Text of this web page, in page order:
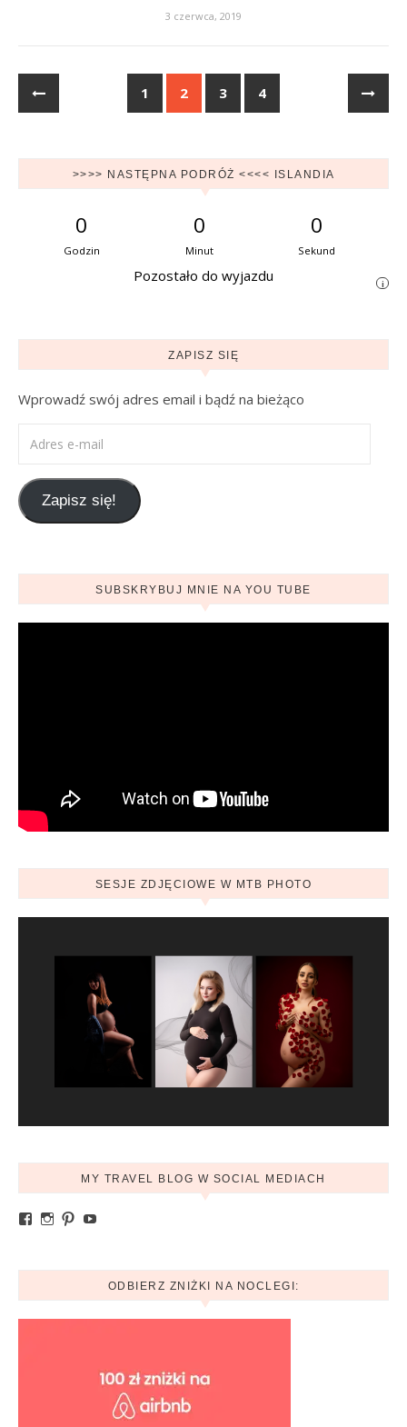
3 czerwca, 2019
1 2 3 4
>>>> NASTĘPNA PODRÓŻ <<<< ISLANDIA
0
Godzin
0
Minut
0
Sekund
Pozostało do wyjazdu i
ZAPISZ SIĘ
Wprowadź swój adres email i bądź na bieżąco
Zapisz się!
SUBSKRYBUJ MNIE NA YOU TUBE
SESJE ZDJĘCIOWE W MTB PHOTO
MY TRAVEL BLOG W SOCIAL MEDIACH
Zobacz profil Ania.mytravelblog na Facebook
Zobacz profil mytravelblog.com.pl na Instagram
Pinterest
YouTube
ODBIERZ ZNIŻKI NA NOCLEGI: